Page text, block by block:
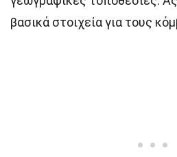
βασικά στοιχεία για τους